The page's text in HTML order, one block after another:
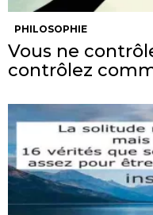
PHILOSOPHIE
Vous ne
contrôlez